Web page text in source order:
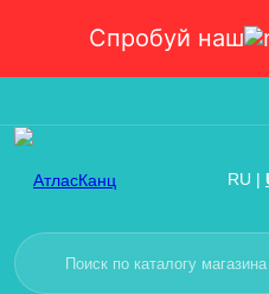
Спробуй наш
RU |